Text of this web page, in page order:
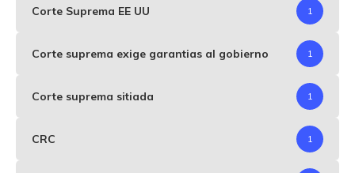
Corte Suprema EE UU 1
Corte suprema exige garantias al gobierno 1
Corte suprema sitiada 1
CRC 1